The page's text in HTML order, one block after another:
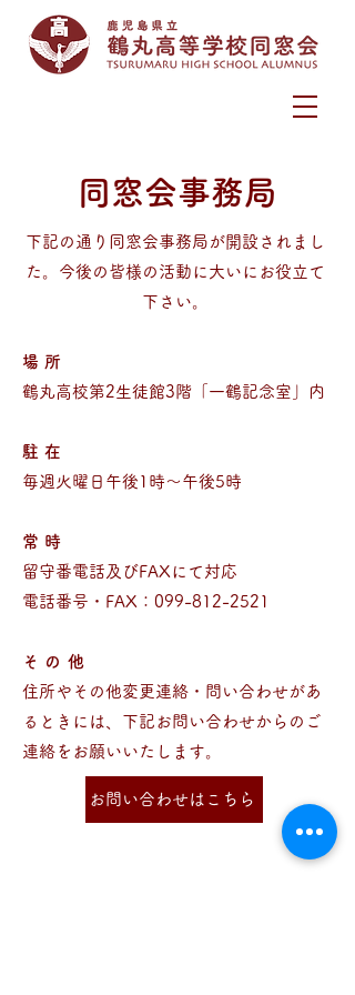
同窓会事務局
下記の通り同窓会事務局が開設されまし
た。今後の皆様の活動に大いにお役立て
下さい。
場所
鶴丸高校第2生徒館3階「一鶴記念室」内
駐在
毎週火曜日午後1時～午後5時
常時
留守番電話及びFAXにて対応
電話番号・FAX：099-812-2521
その他
住所やその他変更連絡・問い合わせがあ
るときには、下記お問い合わせからのご
連絡をお願いいたします。
お問い合わせはこちら